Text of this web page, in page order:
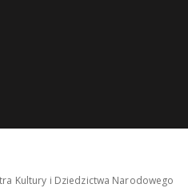
Kultury i Dziedzictwa Narodowego